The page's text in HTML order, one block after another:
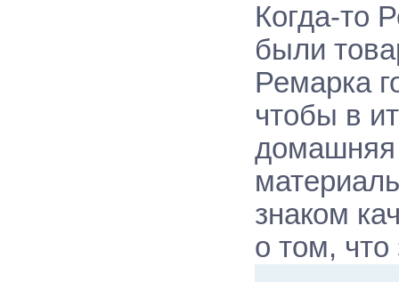
Когда-то
были
Ремарка
чтобы в
домашняя
знаком
о том,